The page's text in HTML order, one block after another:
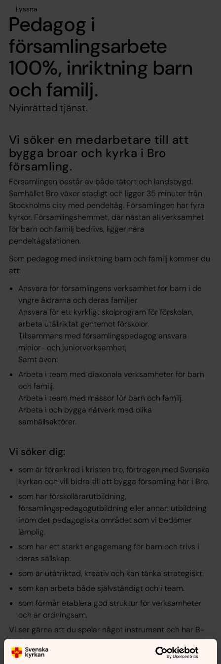
Lyssna
Pedagog i
församlingsarbete
100%, inriktning barn
och familj.
Nyinrättad tjänst.
Vi söker en medarbetare till att
bygga broar och kyrka i Bro
församling.
Församlingen består av både tätort och landsbygd.
Samhället Bro växer stadigt och ligger 35 minuter från
Stockholms city med pendeltåg. Församlingen har fyra
kyrkor. Församlingshemmet, där nästan all verksamhet
för barn och familj bedrivs, ligger nära
pendeltågstationen.
Som pedagog med inriktning barn och familj kommer du
att:
Ansvara för församlingens verksamhet för barn i de
yngre åldrarna och deras familjer.
Ansvara för ett kyrkligt skolprogram för förskolan,
arbeta utåtriktat gentemot förskolor.
Tillsammans med församlingspedagog ansvara
minior- och juniorverksamhet.
Samt även:
Arbeta i team med diakonala verksamheter för barn
och familj.
Arbeta i team med mässor för barn och familj.
Arbeta i och bygga nätverk med olika
samhällsaktörer.
Vi söker dig:
som är förankrad i kristen tro, förtrogen med Svenska
kyrkan och vill bidra till att bygga församling här i Bro.
som har förskollärarutbildning,
församlingspedagogutbildning eller annan utbildning
inom det pedagogiska området som vi bedömer
lämplig.
som har ett starkt engagemang för barn och trivs i
deras sällskap.
som är utåtriktad, kreativ och kan tänka strategiskt.
som kan arbeta både självständigt och i team.
som förmår etablera god struktur för verksamheter
och är ordningsam.
Vi ser gärna att du spelar något instrument och har B-
körkort.